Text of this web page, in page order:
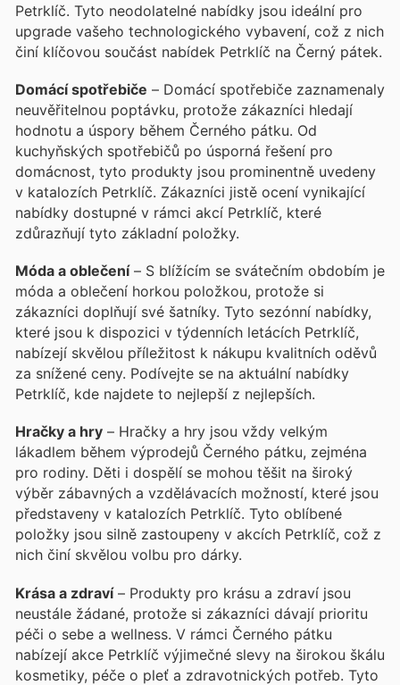
Petrklíč. Tyto neodolatelné nabídky jsou ideální pro
upgrade vašeho technologického vybavení, což z nich
činí klíčovou součást nabídek Petrklíč na Černý pátek.
Domácí spotřebiče – Domácí spotřebiče zaznamenaly
neuvěřitelnou poptávku, protože zákazníci hledají
hodnotu a úspory během Černého pátku. Od
kuchyňských spotřebičů po úsporná řešení pro
domácnost, tyto produkty jsou prominentně uvedeny
v katalozích Petrklíč. Zákazníci jistě ocení vynikající
nabídky dostupné v rámci akcí Petrklíč, které
zdůrazňují tyto základní položky.
Móda a oblečení– S blížícím se svátečním obdobím je
móda a oblečení horkou položkou, protože si
zákazníci doplňují své šatníky. Tyto sezónní nabídky,
které jsou k dispozici v týdenních letácích Petrklíč,
nabízejí skvělou příležitost k nákupu kvalitních oděvů
za snížené ceny. Podívejte se na aktuální nabídky
Petrklíč, kde najdete to nejlepší z nejlepších.
Hračky a hry – Hračky a hry jsou vždy velkým
lákadlem během výprodejů Černého pátku, zejména
pro rodiny. Děti i dospělí se mohou těšit na široký
výběr zábavných a vzdělávacích možností, které jsou
představeny v katalozích Petrklíč. Tyto oblíbené
položky jsou silně zastoupeny v akcích Petrklíč, což z
nich činí skvělou volbu pro dárky.
Krása a zdraví– Produkty pro krásu a zdraví jsou
neustále žádané, protože si zákazníci dávají prioritu
péči o sebe a wellness. V rámci Černého pátku
nabízejí akce Petrklíč výjimečné slevy na širokou škálu
kosmetiky, péče o pleť a zdravotnických potřeb. Tyto